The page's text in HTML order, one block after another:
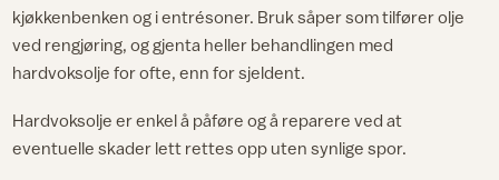
kjøkkenbenken og i entrésoner. Bruk såper som tilfører olje
ved rengjøring, og gjenta heller behandlingen med
hardvoksolje for ofte, enn for sjeldent.
Hardvoksolje er enkel å påføre og å reparere ved at
eventuelle skader lett rettes opp uten synlige spor.